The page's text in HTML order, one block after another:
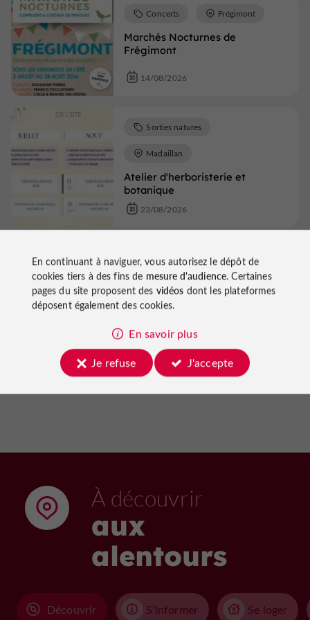
Marchés Nocturnes de
Frégimont
Concerts Frégimont
14/08/2026
Atelier d'herboristerie et
botanique
Sorties natures
Madaillan
23/08/2026
Marché traditionnel de Prayssas
Marchés Prayssas
Voir tous les événements
À découvrir
aux
alentours
Découvrir S'informer Se loger
En continuant à naviguer, vous autorisez le dépôt de
cookies tiers à des fins de mesure d'audience. Certaines
pages du site proposent des vidéos dont les plateformes
déposent également des cookies.
En savoir plus
Je refuse
J'accepte